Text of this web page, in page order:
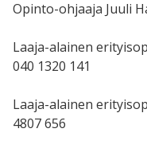
Opinto-ohjaaja Juuli
Laaja-alainen
040 1320 141
Laaja-alainen
4807 656